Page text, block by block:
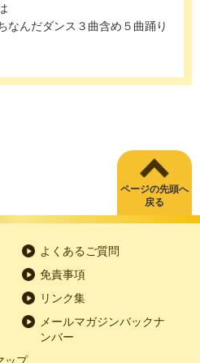
なんだダンス３曲含め５曲踊り
ページの先頭へ
戻る
よくあるご質問
免責事項
リンク集
メールマガジンバックナ
ンバー
ップ